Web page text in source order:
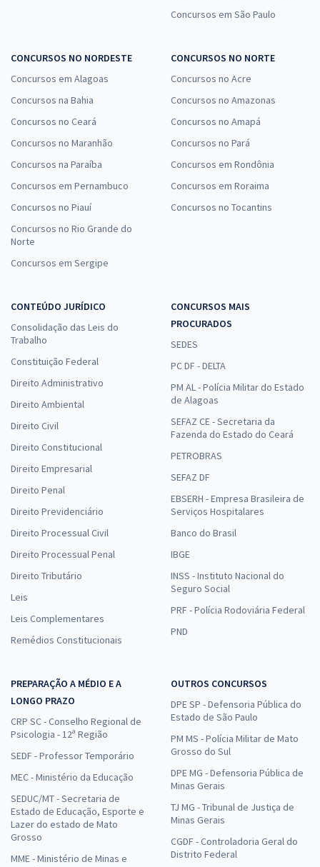
Concursos em São Paulo
CONCURSOS NO NORDESTE
Concursos em Alagoas
Concursos na Bahia
Concursos no Ceará
Concursos no Maranhão
Concursos na Paraíba
Concursos em Pernambuco
Concursos no Piauí
Concursos no Rio Grande do
Norte
Concursos em Sergipe
CONCURSOS NO NORTE
Concursos no Acre
Concursos no Amazonas
Concursos no Amapá
Concursos no Pará
Concursos em Rondônia
Concursos em Roraima
Concursos no Tocantins
CONTEÚDO JURÍDICO
Consolidação das Leis do
Trabalho
Constituição Federal
Direito Administrativo
Direito Ambiental
Direito Civil
Direito Constitucional
Direito Empresarial
Direito Penal
Direito Previdenciário
Direito Processual Civil
Direito Processual Penal
Direito Tributário
Leis
Leis Complementares
Remédios Constitucionais
CONCURSOS MAIS
PROCURADOS
SEDES
PC DF - DELTA
PM AL - Polícia Militar do Estado
de Alagoas
SEFAZ CE - Secretaria da
Fazenda do Estado do Ceará
PETROBRAS
SEFAZ DF
EBSERH - Empresa Brasileira de
Serviços Hospitalares
Banco do Brasil
IBGE
INSS - Instituto Nacional do
Seguro Social
PRF - Polícia Rodoviária Federal
PND
PREPARAÇÃO A MÉDIO E A
LONGO PRAZO
CRP SC - Conselho Regional de
Psicologia - 12ª Região
SEDF - Professor Temporário
MEC - Ministério da Educação
SEDUC/MT - Secretaria de
Estado de Educação, Esporte e
Lazer do estado de Mato
Grosso
MME - Ministério de Minas e
OUTROS CONCURSOS
DPE SP - Defensoria Pública do
Estado de São Paulo
PM MS - Polícia Militar de Mato
Grosso do Sul
DPE MG - Defensoria Pública de
Minas Gerais
TJ MG - Tribunal de Justiça de
Minas Gerais
CGDF - Controladoria Geral do
Distrito Federal